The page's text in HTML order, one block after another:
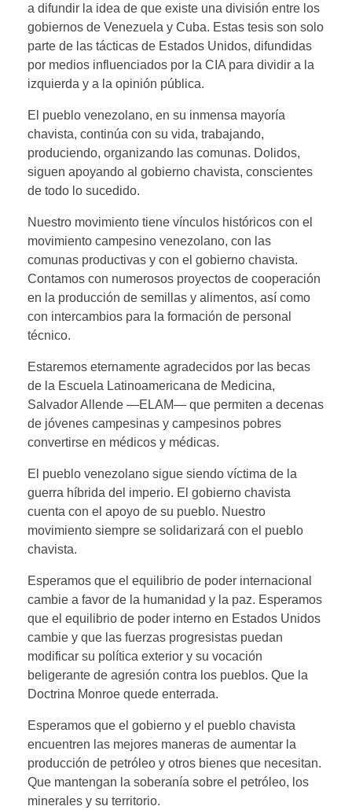
a difundir la idea de que existe una división entre los
gobiernos de Venezuela y Cuba. Estas tesis son solo
parte de las tácticas de Estados Unidos, difundidas
por medios influenciados por la CIA para dividir a la
izquierda y a la opinión pública.
El pueblo venezolano, en su inmensa mayoría
chavista, continúa con su vida, trabajando,
produciendo, organizando las comunas. Dolidos,
siguen apoyando al gobierno chavista, conscientes
de todo lo sucedido.
Nuestro movimiento tiene vínculos históricos con el
movimiento campesino venezolano, con las
comunas productivas y con el gobierno chavista.
Contamos con numerosos proyectos de cooperación
en la producción de semillas y alimentos, así como
con intercambios para la formación de personal
técnico.
Estaremos eternamente agradecidos por las becas
de la Escuela Latinoamericana de Medicina,
Salvador Allende —ELAM— que permiten a decenas
de jóvenes campesinas y campesinos pobres
convertirse en médicos y médicas.
El pueblo venezolano sigue siendo víctima de la
guerra híbrida del imperio. El gobierno chavista
cuenta con el apoyo de su pueblo. Nuestro
movimiento siempre se solidarizará con el pueblo
chavista.
Esperamos que el equilibrio de poder internacional
cambie a favor de la humanidad y la paz. Esperamos
que el equilibrio de poder interno en Estados Unidos
cambie y que las fuerzas progresistas puedan
modificar su política exterior y su vocación
beligerante de agresión contra los pueblos. Que la
Doctrina Monroe quede enterrada.
Esperamos que el gobierno y el pueblo chavista
encuentren las mejores maneras de aumentar la
producción de petróleo y otros bienes que necesitan.
Que mantengan la soberanía sobre el petróleo, los
minerales y su territorio.